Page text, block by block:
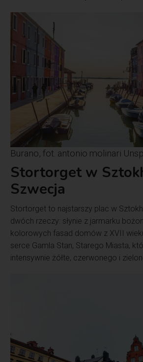
Burano, fot. antonio molinari
Stortorget w
Szwecja
Stortorget to najstarszy plac w
dwóch rzeczy: słynie z jarmarku
kolorowych fasad domów z XVII
serce Gamla Stan, Starego Miasta,
intensywnie żółte, czerwonego i